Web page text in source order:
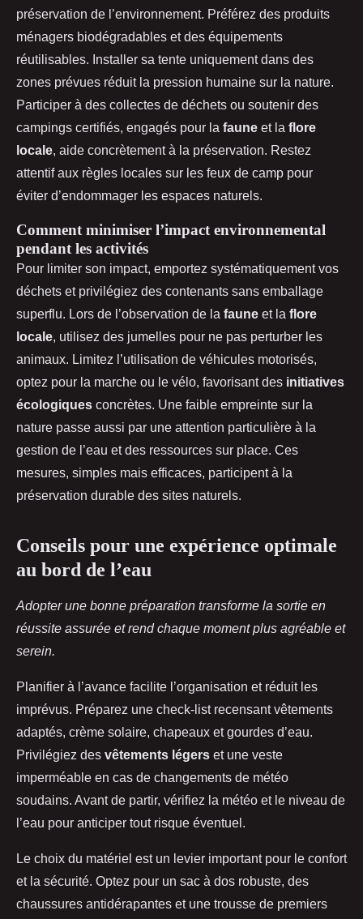
préservation de l’environnement. Préférez des produits
ménagers biodégradables et des équipements
réutilisables. Installer sa tente uniquement dans des
zones prévues réduit la pression humaine sur la nature.
Participer à des collectes de déchets ou soutenir des
campings certifiés, engagés pour la faune et la flore
locale, aide concrètement à la préservation. Restez
attentif aux règles locales sur les feux de camp pour
éviter d’endommager les espaces naturels.
Comment minimiser l’impact environnemental
pendant les activités
Pour limiter son impact, emportez systématiquement vos
déchets et privilégiez des contenants sans emballage
superflu. Lors de l’observation de la faune et la flore
locale, utilisez des jumelles pour ne pas perturber les
animaux. Limitez l’utilisation de véhicules motorisés,
optez pour la marche ou le vélo, favorisant des initiatives
écologiques concrètes. Une faible empreinte sur la
nature passe aussi par une attention particulière à la
gestion de l’eau et des ressources sur place. Ces
mesures, simples mais efficaces, participent à la
préservation durable des sites naturels.
Conseils pour une expérience optimale
au bord de l’eau
Adopter une bonne préparation transforme la sortie en
réussite assurée et rend chaque moment plus agréable et
serein.
Planifier à l’avance facilite l’organisation et réduit les
imprévus. Préparez une check-list recensant vêtements
adaptés, crème solaire, chapeaux et gourdes d’eau.
Privilégiez des vêtements légers et une veste
imperméable en cas de changements de météo
soudains. Avant de partir, vérifiez la météo et le niveau de
l’eau pour anticiper tout risque éventuel.
Le choix du matériel est un levier important pour le confort
et la sécurité. Optez pour un sac à dos robuste, des
chaussures antidérapantes et une trousse de premiers